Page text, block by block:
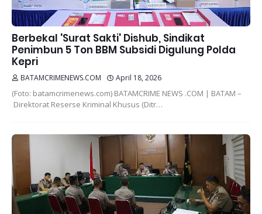
Berbekal 'Surat Sakti' Dishub, Sindikat
Penimbun 5 Ton BBM Subsidi Digulung Polda
Kepri
BATAMCRIMENEWS.COM April 18, 2026
(Foto: batamcrimenews.com) BATAMCRIME NEWS .COM | BATAM –
Direktorat Reserse Kriminal Khusus (Ditr…